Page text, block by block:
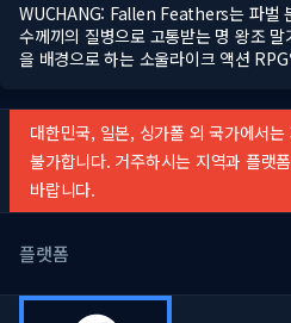
WUCHANG: Fallen Feathers는 파벌
수께끼의 질병으로 고통받는 명 왕조
을 배경으로 하는 소울라이크 액션
대한민국, 일본, 싱가폴 외 국가에서
불가합니다. 거주하시는 지역과 플랫
바랍니다.
플랫폼